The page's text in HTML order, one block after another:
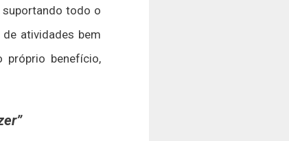
todo o
atividades bem
próprio benefício,